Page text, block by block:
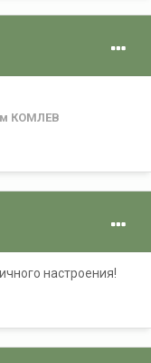
КОМЛЕВ
настроения!